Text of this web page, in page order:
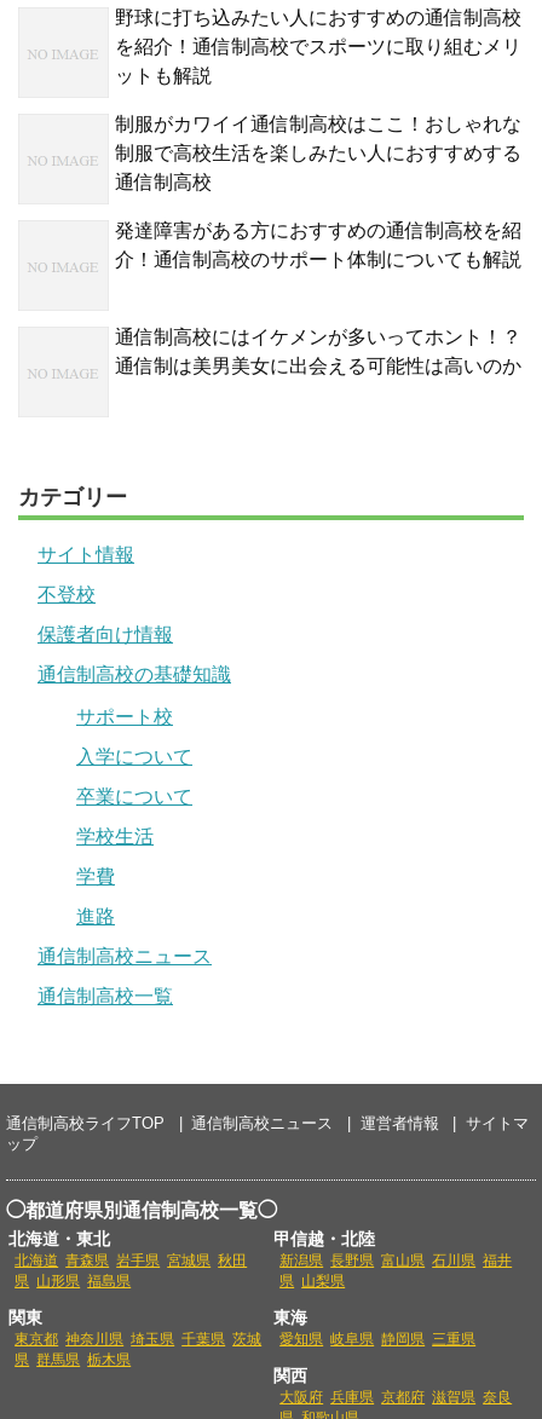
野球に打ち込みたい人におすすめの通信制高校
を紹介！通信制高校でスポーツに取り組むメリ
ットも解説
制服がカワイイ通信制高校はここ！おしゃれな
制服で高校生活を楽しみたい人におすすめする
通信制高校
発達障害がある方におすすめの通信制高校を紹
介！通信制高校のサポート体制についても解説
通信制高校にはイケメンが多いってホント！？
通信制は美男美女に出会える可能性は高いのか
カテゴリー
サイト情報
不登校
保護者向け情報
通信制高校の基礎知識
サポート校
入学について
卒業について
学校生活
学費
進路
通信制高校ニュース
通信制高校一覧
通信制高校ライフTOP 通信制高校ニュース 運営者情報
サイトマ
ップ
◯都道府県別通信制高校一覧◯
北海道・東北
北海道 青森県 岩手県 宮城県 秋田
県 山形県 福島県
甲信越・北陸
新潟県 長野県 富山県 石川県 福井
県 山梨県
関東
東京都 神奈川県 埼玉県 千葉県 茨城
県 群馬県 栃木県
東海
愛知県 岐阜県 静岡県 三重県
関西
大阪府 兵庫県 京都府 滋賀県 奈良